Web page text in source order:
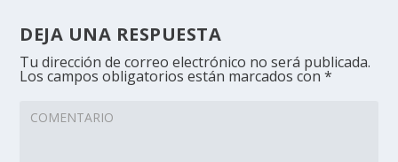
DEJA UNA RESPUESTA
Tu dirección de correo electrónico no será publicada.
Los campos obligatorios están marcados con*